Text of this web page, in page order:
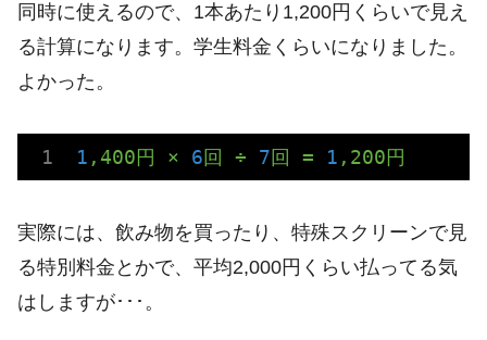
同時に使えるので、1本あたり1,200円くらいで見え
る計算になります。学生料金くらいになりました。
よかった。
1 ,400円 × 6回 ÷ 7回 = 1 ,200円
実際には、飲み物を買ったり、特殊スクリーンで見
る特別料金とかで、平均2,000円くらい払ってる気
はしますが･･･。